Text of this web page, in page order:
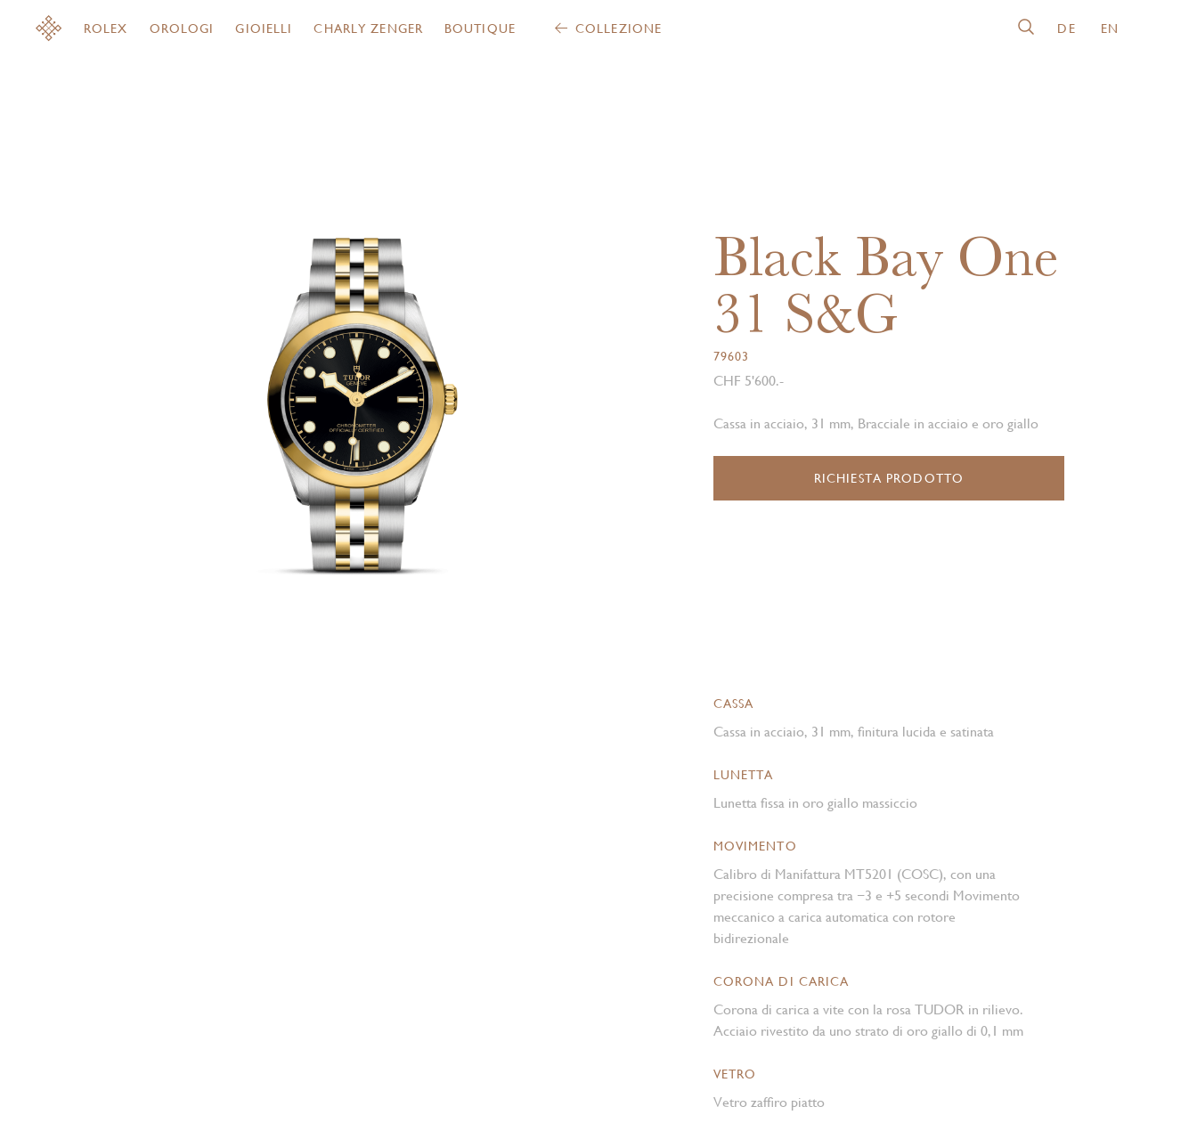
ROLEX OROLOGI GIOIELLI CHARLY ZENGER BOUTIQUE COLLEZIONE DE EN
Black Bay One
31 S&G
79603
CHF 5'600.-
Cassa in acciaio, 31 mm, Bracciale in acciaio e oro giallo
RICHIESTA PRODOTTO
CASSA
Cassa in acciaio, 31 mm, finitura lucida e satinata
LUNETTA
Lunetta fissa in oro giallo massiccio
MOVIMENTO
Calibro di Manifattura MT5201 (COSC), con una
precisione compresa tra −3 e +5 secondi Movimento
meccanico a carica automatica con rotore
bidirezionale
CORONA DI CARICA
Corona di carica a vite con la rosa TUDOR in rilievo.
Acciaio rivestito da uno strato di oro giallo di 0,1 mm
VETRO
Vetro zaffiro piatto